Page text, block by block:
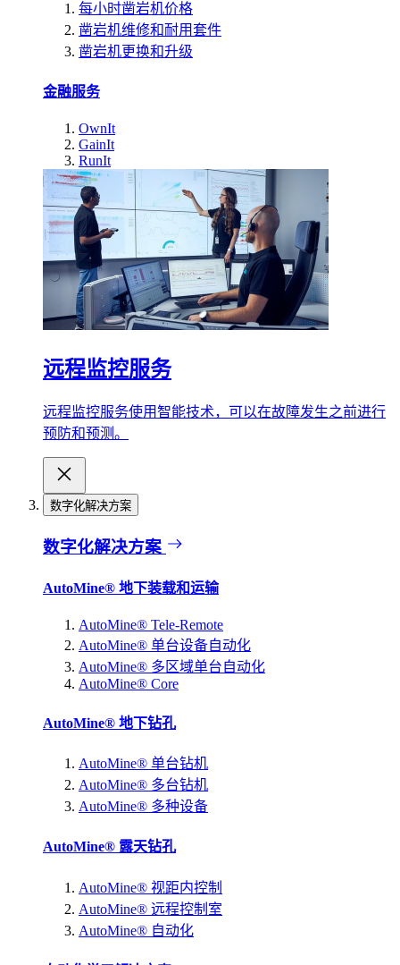
每小时凿岩机价格
凿岩机维修和耐用套件
凿岩机更换和升级
金融服务
OwnIt
GainIt
RunIt
远程监控服务
远程监控服务使用智能技术，可以在故障发生之前进行
预防和预测。
数字化解决方案
数字化解决方案
AutoMine® 地下装载和运输
AutoMine® Tele-Remote
AutoMine® 单台设备自动化
AutoMine® 多区域单台自动化
AutoMine® Core
AutoMine® 地下钻孔
AutoMine® 单台钻机
AutoMine® 多台钻机
AutoMine® 多种设备
AutoMine® 露天钻孔
AutoMine® 视距内控制
AutoMine® 远程控制室
AutoMine® 自动化